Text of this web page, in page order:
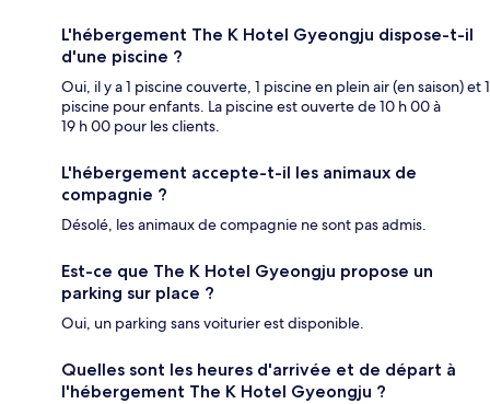
L'hébergement The K Hotel Gyeongju dispose-t-il
d'une piscine ?
Oui, il y a 1 piscine couverte, 1 piscine en plein air (en saison) et 1
piscine pour enfants. La piscine est ouverte de 10 h 00 à
19 h 00 pour les clients.
L'hébergement accepte-t-il les animaux de
compagnie ?
Désolé, les animaux de compagnie ne sont pas admis.
Est-ce que The K Hotel Gyeongju propose un
parking sur place ?
Oui, un parking sans voiturier est disponible.
Quelles sont les heures d'arrivée et de départ à
l'hébergement The K Hotel Gyeongju ?